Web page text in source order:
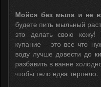
Мойся без мыла и не
будете пить мыльный
это делать свою кожу!
купание – это все что
воду лучше довести до
разбавить в ванне
чтобы тело едва терпело.